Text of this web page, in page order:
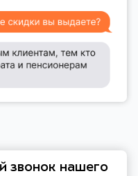
звонок нашего